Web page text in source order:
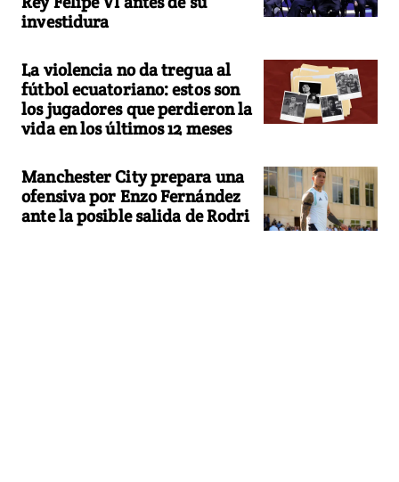
investidura
La violencia no da tregua al
fútbol ecuatoriano: estos son
los jugadores que perdieron la
vida en los últimos 12 meses
Manchester City prepara una
ofensiva por Enzo Fernández
ante la posible salida de Rodri